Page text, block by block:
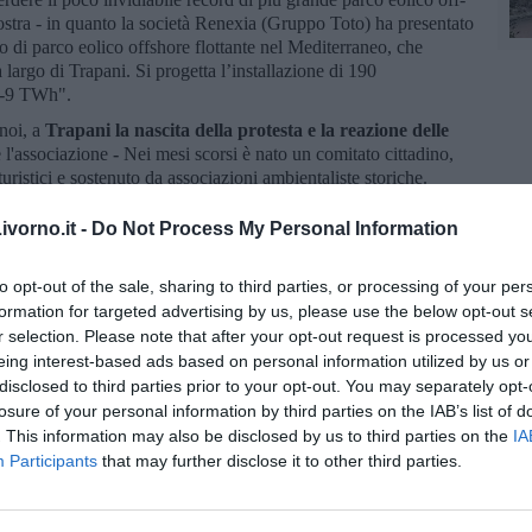
- Do Not Process My Personal Information
opt-out of the sale, sharing to third parties, or processing of your
for targeted advertising by us, please use the below opt-out
selection. Please note that after your opt-out request is processed
interest-based ads based on personal information utilized by us
to third parties prior to your opt-out. You may separately
of your personal information by third parties on the IAB’s list of
This information may also be disclosed by us to third parties on the
Participants that may further disclose it to other third parties.
- in quanto la società Renexia (Gruppo Toto) ha presentato
parco eolico offshore flottante nel Mediterraneo, che
di Trapani. Si progetta l’installazione di 190
9 TWh".
a Trapani la nascita della protesta e la reazione delle
l'associazione - Nei mesi scorsi è nato un comitato cittadino,
e sostenuto da associazioni ambientaliste storiche.
di contestazione sono stati trasmessi al Ministero
enti coinvolti nel procedimento di Valutazione di Impatto
a sottolineare i promotori, ma una richiesta di
come abbiamo chiesto noi nella nostra lettera di
anche nel nostro territorio. - conclude Italia Nostra -
ad informarsi e quindi farsi un'idea di quanto sta succedendo.
della procedura di Valutazione di Impatto Ambientale e
anch'essi autori di importanti e legittime osservazioni al
terra che Terna dovrà fare per trasportare l'energia prodotta
alla sensibilizzazione dell'opinione pubblica
assenza di comunicazione sull'argomento".